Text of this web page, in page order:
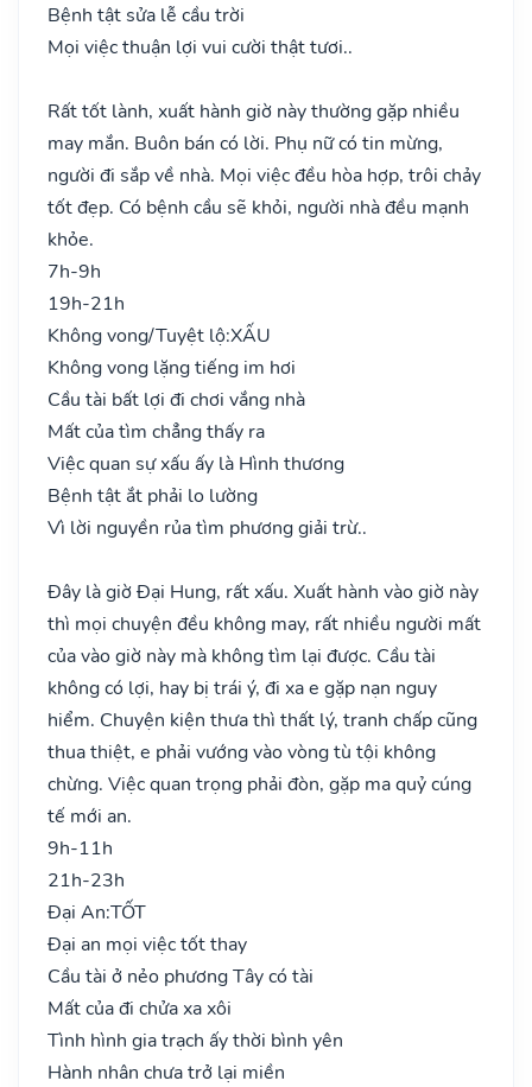
Bệnh tật sửa lễ cầu trời
Mọi việc thuận lợi vui cười thật tươi..
Rất tốt lành, xuất hành giờ này thường gặp nhiều
may mắn. Buôn bán có lời. Phụ nữ có tin mừng,
người đi sắp về nhà. Mọi việc đều hòa hợp, trôi chảy
tốt đẹp. Có bệnh cầu sẽ khỏi, người nhà đều mạnh
khỏe.
7h-9h
19h-21h
Không vong/Tuyệt lộ:XẤU
Không vong lặng tiếng im hơi
Cầu tài bất lợi đi chơi vắng nhà
Mất của tìm chẳng thấy ra
Việc quan sự xấu ấy là Hình thương
Bệnh tật ắt phải lo lường
Vì lời nguyền rủa tìm phương giải trừ..
Đây là giờ Đại Hung, rất xấu. Xuất hành vào giờ này
thì mọi chuyện đều không may, rất nhiều người mất
của vào giờ này mà không tìm lại được. Cầu tài
không có lợi, hay bị trái ý, đi xa e gặp nạn nguy
hiểm. Chuyện kiện thưa thì thất lý, tranh chấp cũng
thua thiệt, e phải vướng vào vòng tù tội không
chừng. Việc quan trọng phải đòn, gặp ma quỷ cúng
tế mới an.
9h-11h
21h-23h
Đại An:TỐT
Đại an mọi việc tốt thay
Cầu tài ở nẻo phương Tây có tài
Mất của đi chửa xa xôi
Tình hình gia trạch ấy thời bình yên
Hành nhân chưa trở lại miền